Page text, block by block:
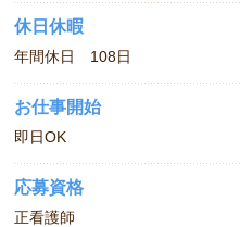
休日休暇
年間休日 108日
お仕事開始
即日OK
応募資格
正看護師